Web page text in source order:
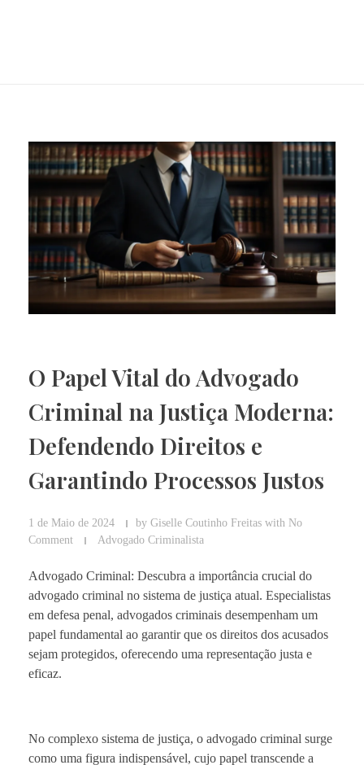
O Papel Vital do Advogado
Criminal na Justiça Moderna:
Defendendo Direitos e
Garantindo Processos Justos
1 de Maio de 2024 by Giselle Coutinho Freitas with No
Comment
Advogado Criminalista
Advogado Criminal: Descubra a importância crucial do
advogado criminal no sistema de justiça atual. Especialistas
em defesa penal, advogados criminais desempenham um
papel fundamental ao garantir que os direitos dos acusados
sejam protegidos, oferecendo uma representação justa e
eficaz.
No complexo sistema de justiça, o advogado criminal surge
como uma figura indispensável, cujo papel transcende a